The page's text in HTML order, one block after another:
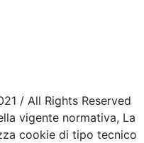
/ All Rights Reserved
vigente normativa, La
cookie di tipo tecnico